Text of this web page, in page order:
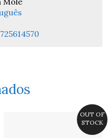
OUT OF
STOCK